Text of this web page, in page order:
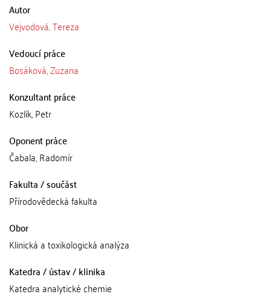
Autor
Vejvodová, Tereza
Vedoucí práce
Bosáková, Zuzana
Konzultant práce
Kozlík, Petr
Oponent práce
Čabala, Radomír
Fakulta / součást
Přírodovědecká fakulta
Obor
Klinická a toxikologická analýza
Katedra / ústav / klinika
Katedra analytické chemie